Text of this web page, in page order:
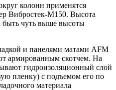
колонн применятся
Вибростек-М150. Высота
быть чуть выше высоты
и панелями матами AFM
армированным скотчем. На
гидроизоляционный слой
пленку) с подъемом его по
материала